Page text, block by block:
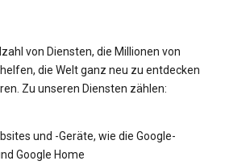
von Diensten, die Millionen von
die Welt ganz neu zu entdecken
Zu unseren Diensten zählen:
und -Geräte, wie die Google-
Google Home